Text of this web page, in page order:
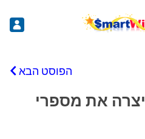
הפוסט הבא
איך מערכת ה-AI יצרה את מספרי